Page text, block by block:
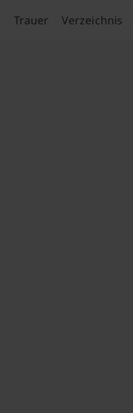
Trauer Verzeichnis